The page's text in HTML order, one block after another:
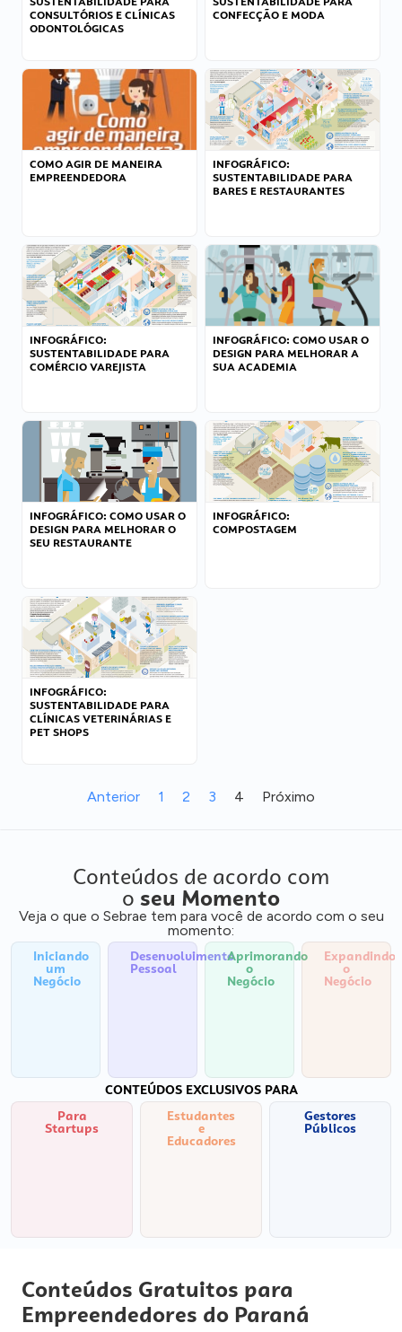
CONSULTÓRIOS E CLÍNICAS
ODONTOLÓGICAS
CONFECÇÃO E MODA
COMO AGIR DE MANEIRA
EMPREENDEDORA
INFOGRÁFICO:
SUSTENTABILIDADE PARA
BARES E RESTAURANTES
INFOGRÁFICO:
SUSTENTABILIDADE PARA
COMÉRCIO VAREJISTA
INFOGRÁFICO: COMO USAR O
DESIGN PARA MELHORAR A
SUA ACADEMIA
INFOGRÁFICO: COMO USAR O
DESIGN PARA MELHORAR O
SEU RESTAURANTE
INFOGRÁFICO:
COMPOSTAGEM
INFOGRÁFICO:
SUSTENTABILIDADE PARA
CLÍNICAS VETERINÁRIAS E
PET SHOPS
Anterior 1 2 3 4 Próximo
Conteúdos de acordo com
o seu Momento
Veja o que o Sebrae tem para você de acordo com o seu
momento:
Iniciando
um
Negócio
Desenvolvimento
Pessoal
Aprimorando
o
Negócio
Expandindo
o
Negócio
CONTEÚDOS EXCLUSIVOS PARA
Para
Startups
Estudantes
e
Educadores
Gestores
Públicos
Conteúdos Gratuitos para
Empreendedores do Paraná